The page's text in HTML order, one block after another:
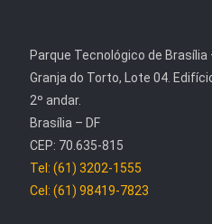
Parque Tecnológico de Brasília
Granja do Torto, Lote 04.
2º andar.
Brasília – DF
CEP: 70.635-815
Tel: (61) 3202-1555
Cel: (61) 98419-7823